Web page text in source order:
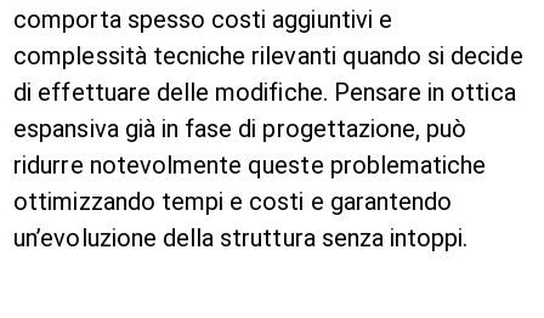
comporta spesso costi aggiuntivi e
complessità tecniche rilevanti quando si decide
di effettuare delle modifiche. Pensare in ottica
espansiva già in fase di progettazione, può
ridurre notevolmente queste problematiche
ottimizzando tempi e costi e garantendo
un’evoluzione della struttura senza intoppi.